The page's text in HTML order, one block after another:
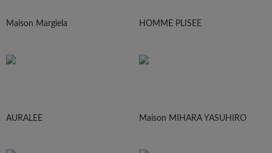
Maison Margiela HOMME PLISEE
AURALEE Maison MIHARA YASUHIRO